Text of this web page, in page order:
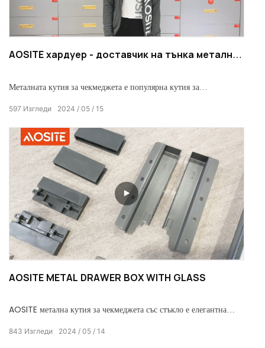
AOSITE хардуер - доставчик на тънка метална
Металната кутия за чекмеджета е популярна кутия за
надеждност, плавно отваряне и затваряне и безшумна работа.
2024 05 15
597 Изгледи
AOSITE METAL DRAWER BOX WITH GLASS
AOSITE метална кутия за чекмеджета със стъкло е елегантна
2024 05 14
843 Изгледи